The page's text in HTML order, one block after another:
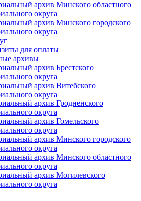
архив Минского областного
округа
архив Минского городского
округа
для оплаты
архивы
архив Брестского
округа
архив Витебского
округа
архив Гродненского
округа
архив Гомельского
округа
архив Минского городского
округа
архив Минского областного
округа
архив Могилевского
округа